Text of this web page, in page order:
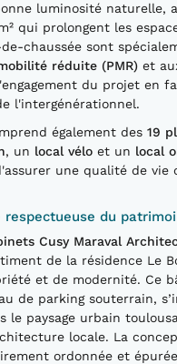
luminosité naturelle,
qui prolongent les
chaussée sont
réduite (PMR) et
du projet en
l'intergénérationnel.
également des 19
, un local vélo et un local
une qualité de vie
respectueuse du
Cusy Maraval
de la résidence Le
et de modernité. Ce
de parking souterrain,
le paysage urbain
locale. La
ordonnée et